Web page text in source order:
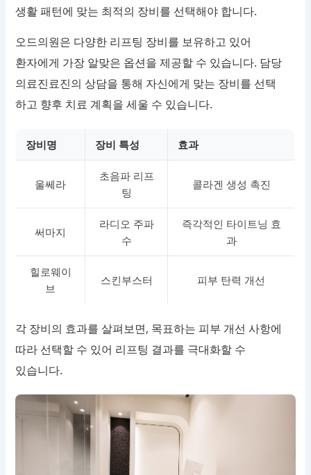
생활 패턴에 맞는 최적의 장비를 선택해야 합니다.
오드의원은 다양한 리프팅 장비를 보유하고 있어
환자에게 가장 알맞은 옵션을 제공할 수 있습니다. 담당
의료진료진의 상담을 통해 자신에게 맞는 장비를 선택
하고 향후 치료 계획을 세울 수 있습니다.
장비명 장비 특성 효과
울쎄라
초음파 리프
팅
콜라겐 생성 촉진
써마지
라디오 주파
수
즉각적인 타이트닝 효
과
힐로웨이
브
스킨부스터 피부 탄력 개선
각 장비의 효과를 살펴보면, 목표하는 피부 개선 사항에
따라 선택할 수 있어 리프팅 결과를 극대화할 수
있습니다.